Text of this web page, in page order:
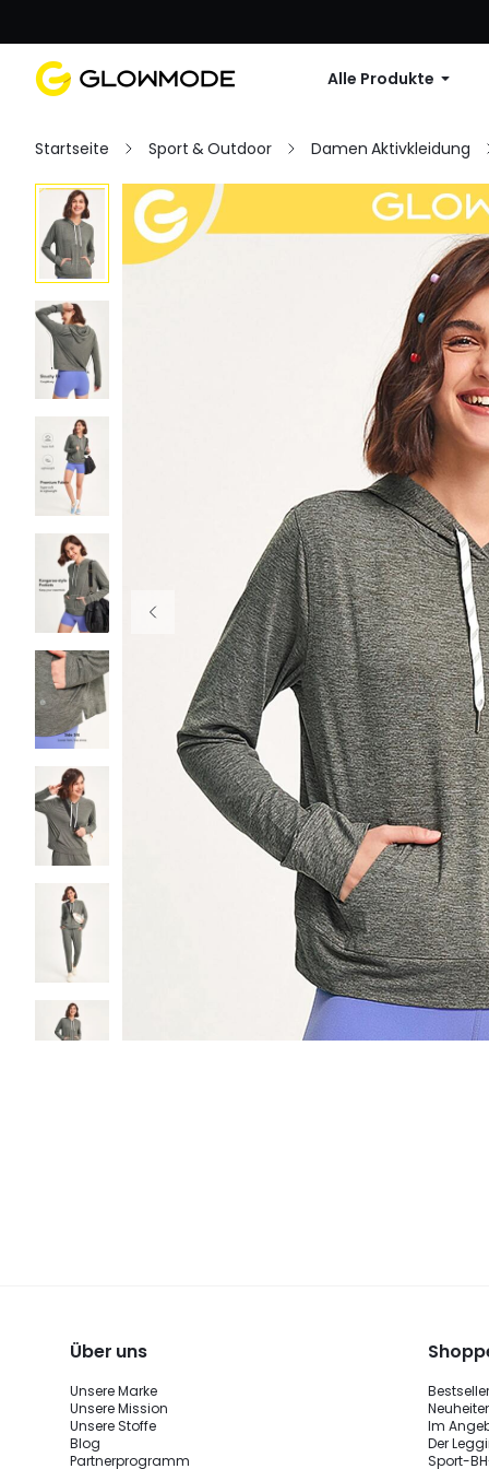
Alle Produkte
Startseite Sport & Outdoor Damen Aktivkleidung
Über uns
Unsere Marke
Unsere Mission
Unsere Stoffe
Blog
Partnerprogramm
Bestseller
Im
Der
Sport-